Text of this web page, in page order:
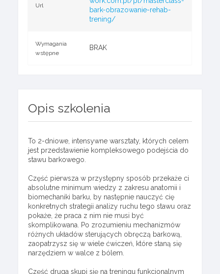
Url
bark-obrazowanie-rehab-
trening/
Wymagania
wstępne
BRAK
Opis szkolenia
To 2-dniowe, intensywne warsztaty, których celem
jest przedstawienie kompleksowego podejścia do
stawu barkowego.
Część pierwsza w przystępny sposób przekaże ci
absolutne minimum wiedzy z zakresu anatomii i
biomechaniki barku, by następnie nauczyć cię
konkretnych strategii analizy ruchu tego stawu oraz
pokaże, że praca z nim nie musi być
skomplikowana. Po zrozumieniu mechanizmów
różnych układów sterujących obręczą barkową,
zaopatrzysz się w wiele ćwiczeń, które staną się
narzędziem w walce z bólem.
Część druga skupi się na treningu funkcjonalnym